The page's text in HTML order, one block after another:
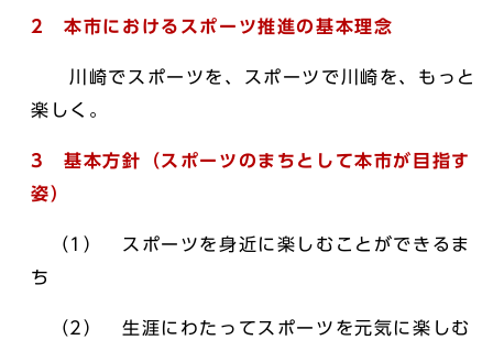
2 本市におけるスポーツ推進の基本理念
川崎でスポーツを、スポーツで川崎を、もっと
楽しく。
3 基本方針（スポーツのまちとして本市が目指す
姿）
（1） スポーツを身近に楽しむことができるま
ち
（2） 生涯にわたってスポーツを元気に楽しむ